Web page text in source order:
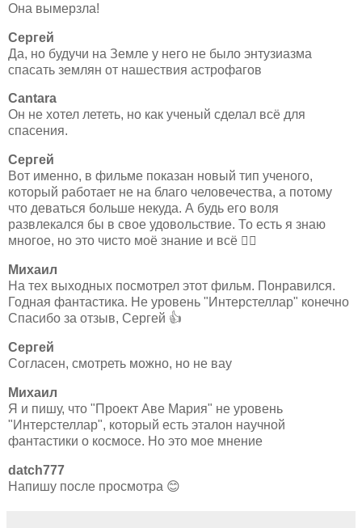
Она вымерзла!
Сергей
Да, но будучи на Земле у него не было энтузиазма
спасать землян от нашествия астрофагов
Cantara
Он не хотел лететь, но как ученый сделал всё для
спасения.
Сергей
Вот именно, в фильме показан новый тип ученого,
который работает не на благо человечества, а потому
что деваться больше некуда. А будь его воля
развлекался бы в свое удовольствие. То есть я знаю
многое, но это чисто моё знание и всё 🤷‍♂
Михаил
На тех выходных посмотрел этот фильм. Понравился.
Годная фантастика. Не уровень "Интерстеллар" конечно
Спасибо за отзыв, Сергей 👍
Сергей
Согласен, смотреть можно, но не вау
Михаил
Я и пишу, что "Проект Аве Мария" не уровень
"Интерстеллар", который есть эталон научной
фантастики о космосе. Но это мое мнение
datch777
Напишу после просмотра 😊